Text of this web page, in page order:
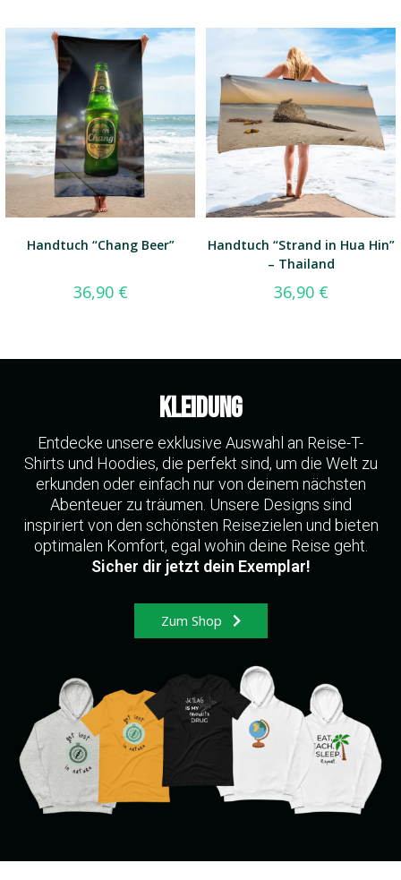
Handtuch “Chang Beer”
36,90 €
Handtuch “Strand in Hua Hin”
– Thailand
36,90 €
KLEIDUNG
Entdecke unsere exklusive Auswahl an Reise-T-
Shirts und Hoodies, die perfekt sind, um die Welt zu
erkunden oder einfach nur von deinem nächsten
Abenteuer zu träumen. Unsere Designs sind
inspiriert von den schönsten Reisezielen und bieten
optimalen Komfort, egal wohin deine Reise geht.
Sicher dir jetzt dein Exemplar!
Zum Shop